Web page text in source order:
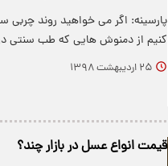
پارسینه: اگر می خواهید روند
کنیم از دمنوش هایی که طب سنتی
۲۵ اردیبهشت ۱۳۹۸
قیمت انواع عسل در بازار چند؟